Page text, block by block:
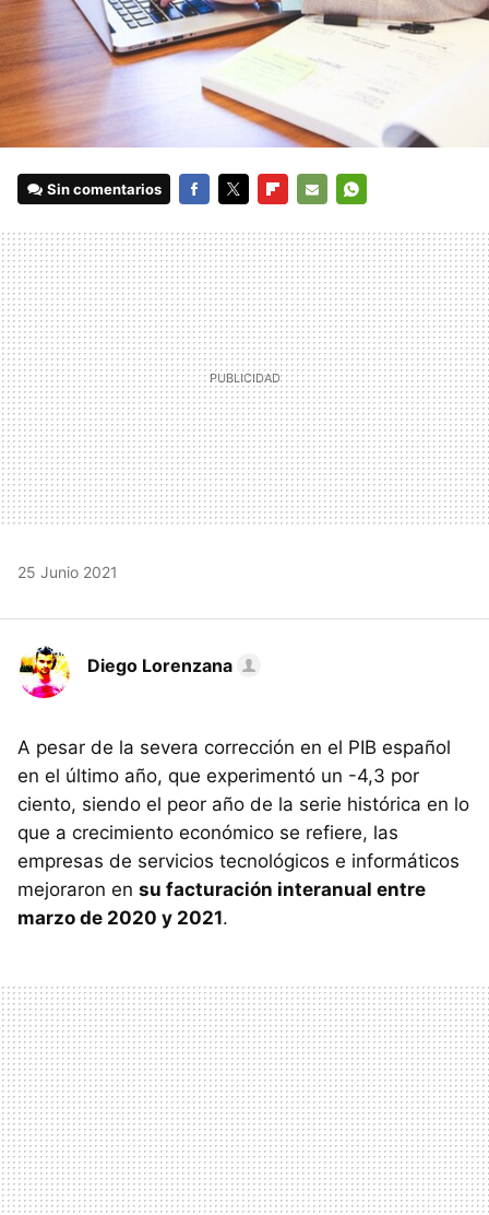
Sin comentarios
MAIL
25 Junio 2021
Diego Lorenzana
A pesar de la severa corrección en el PIB español
en el último año, que experimentó un -4,3 por
ciento, siendo el peor año de la serie histórica en lo
que a crecimiento económico se refiere, las
empresas de servicios tecnológicos e informáticos
mejoraron en su facturación interanual entre
marzo de 2020 y 2021.